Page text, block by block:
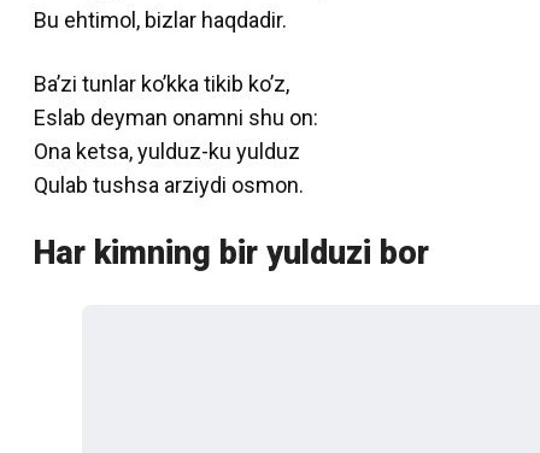
Bu ehtimol, bizlar haqdadir.
Ba’zi tunlar ko’kka tikib ko’z,
Eslab deyman onamni shu on:
Ona ketsa, yulduz-ku yulduz
Qulab tushsa arziydi osmon.
Har kimning bir yulduzi bor